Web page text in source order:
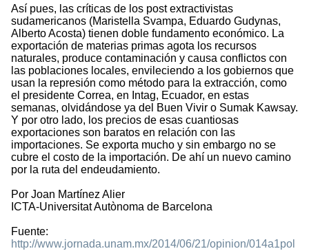
Así pues, las críticas de los post extractivistas
sudamericanos (Maristella Svampa, Eduardo Gudynas,
Alberto Acosta) tienen doble fundamento económico. La
exportación de materias primas agota los recursos
naturales, produce contaminación y causa conflictos con
las poblaciones locales, envileciendo a los gobiernos que
usan la represión como método para la extracción, como
el presidente Correa, en Intag, Ecuador, en estas
semanas, olvidándose ya del Buen Vivir o Sumak Kawsay.
Y por otro lado, los precios de esas cuantiosas
exportaciones son baratos en relación con las
importaciones. Se exporta mucho y sin embargo no se
cubre el costo de la importación. De ahí un nuevo camino
por la ruta del endeudamiento.
Por Joan Martínez Alier
ICTA-Universitat Autònoma de Barcelona
Fuente:
http://www.jornada.unam.mx/2014/06/21/opinion/014a1pol